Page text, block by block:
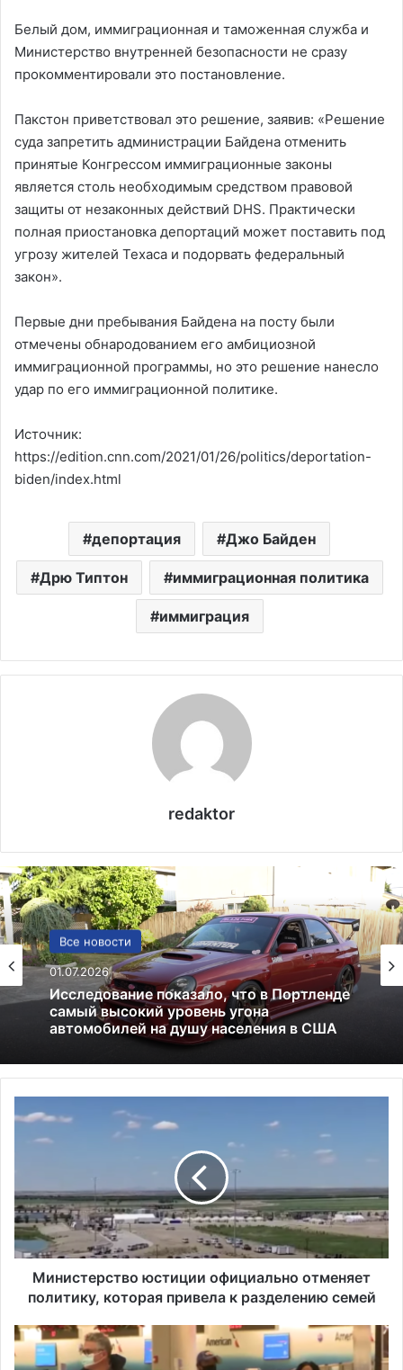
Белый дом, иммиграционная и таможенная служба и
Министерство внутренней безопасности не сразу
прокомментировали это постановление.
Пакстон приветствовал это решение, заявив: «Решение
суда запретить администрации Байдена отменить
принятые Конгрессом иммиграционные законы
является столь необходимым средством правовой
защиты от незаконных действий DHS. Практически
полная приостановка депортаций может поставить под
угрозу жителей Техаса и подорвать федеральный
закон».
Первые дни пребывания Байдена на посту были
отмечены обнародованием его амбициозной
иммиграционной программы, но это решение нанесло
удар по его иммиграционной политике.
Источник:
https://edition.cnn.com/2021/01/26/politics/deportation-
biden/index.html
депортация Джо Байден
Дрю Типтон иммиграционная политика
иммиграция
redaktor
Все новости
01.07.2026
Исследование показало, что в Портленде
самый высокий уровень угона
автомобилей на душу населения в США
Политика
24.06.2025
Россия больше не получит американских
льгот: что это значит и к чему приведёт
и
т
е
р
с
ю
с
Министерство юстиции официально отменяет
политику, которая привела к разделению семей
П
р